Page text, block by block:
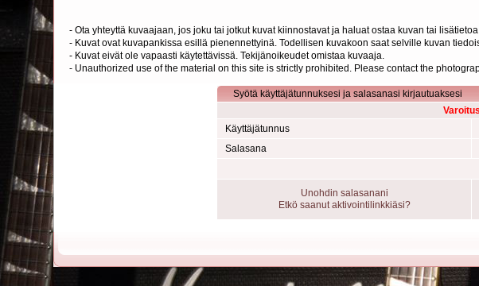
- Ota yhteyttä kuvaajaan, jos joku tai jotkut kuvat kiinnostavat ja haluat ostaa kuvan tai
- Kuvat ovat kuvapankissa esillä pienennettyinä. Todellisen kuvakoon saat selville kuvan
- Kuvat eivät ole vapaasti käytettävissä. Tekijänoikeudet omistaa kuvaaja.
- Unauthorized use of the material on this site is strictly prohibited. Please contact the
Syötä käyttäjätunnuksesi ja salasanasi kirjautuaksesi
Käyttäjätunnus
Salasana
Unohdin salasanani
Etkö saanut aktivointilinkkiäsi?